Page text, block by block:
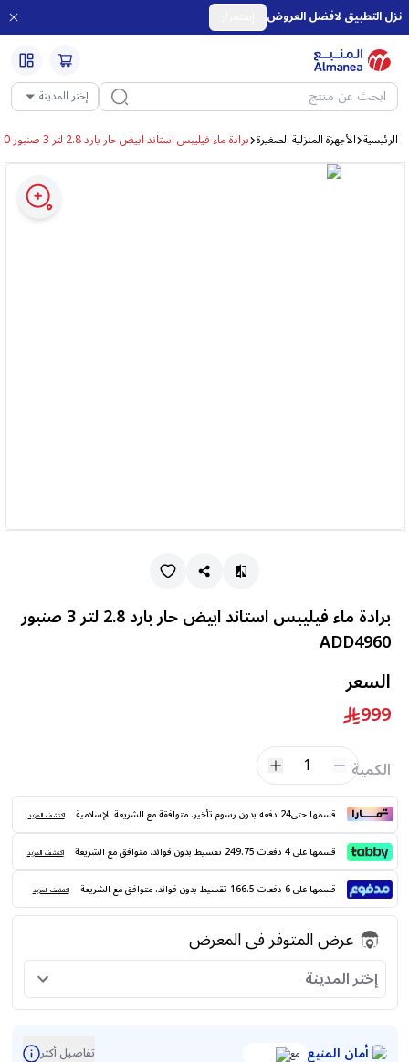
نزل التطبيق لافضل العروض
إختر المدينة
الرئيسية الأجهزة المنزلية الصغيرة برادة ماء فيليبس استاند ابيض حار بارد 2.8 لتر 3 صنبور ADD4960
برادة ماء فيليبس استاند ابيض حار بارد 2.8 لتر 3 صنبور
ADD4960
السعر
999
الكمية 1
قسمها حتى24 دفعه بدون رسوم تأخير. متوافقة مع الشريعة الإسلامية اكتشف المزيد
قسمها على 4 دفعات 249.75 تقسيط بدون فوائد. متوافق مع الشريعة اكتشف المزيد
قسمها على 6 دفعات 166.5 تقسيط بدون فوائد. متوافق مع الشريعة اكتشف المزيد
عرض المتوفر فى المعرض
إختر المدينة
أمان المنيع مع تفاصيل أكثر